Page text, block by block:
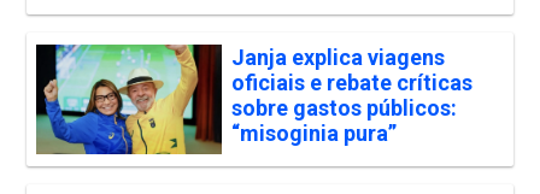
Janja explica viagens
oficiais e rebate críticas
sobre gastos públicos:
“misoginia pura”